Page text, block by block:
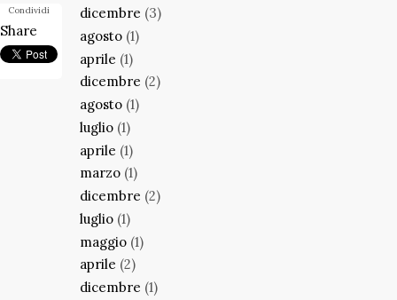
dicembre (3)
agosto (1)
aprile (1)
dicembre (2)
agosto (1)
luglio (1)
aprile (1)
marzo (1)
dicembre (2)
luglio (1)
maggio (1)
aprile (2)
dicembre (1)
Condividi
Share